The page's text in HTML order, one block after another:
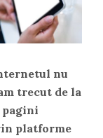
nu
trecut de la
pagini
platforme